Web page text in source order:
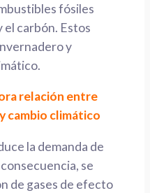
fósiles
el carbón. Estos
y
relación entre
cambio climático
la demanda de
se
de gases de efecto